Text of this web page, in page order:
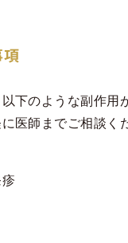
下のような副作用
医師までご相談く